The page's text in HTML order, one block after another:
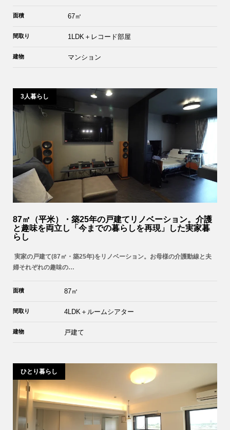
面積 67㎡
間取り 1LDK＋レコード部屋
建物 マンション
3人暮らし
87㎡（平米）・築25年の戸建てリノベーション。介護
と趣味を両立し「今までの暮らしを再現」した実家暮
らし
実家の戸建て(87㎡・築25年)をリノベーション。お母様の介護動線と夫
婦それぞれの趣味の…
面積 87㎡
間取り 4LDK＋ルームシアター
建物 戸建て
ひとり暮らし